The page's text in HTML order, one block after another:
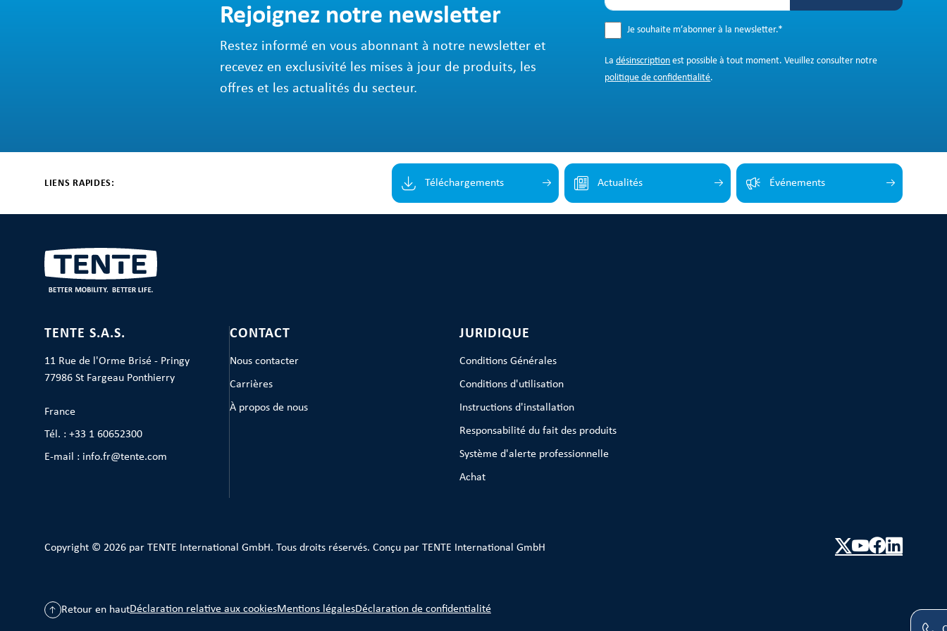
Rejoignez notre newsletter
Restez informé en vous abonnant à notre newsletter et
recevez en exclusivité les mises à jour de produits, les
offres et les actualités du secteur.
Je souhaite m’abonner à la newsletter.*
Ladésinscription est possible à tout moment. Veuillez consulter notre
politique de confidentialité.
LIENS RAPIDES: Téléchargements Actualités Événements
TENTE S.A.S.
11 Rue de l'Orme Brisé - Pringy
77986 St Fargeau Ponthierry
France
Tél. : +33 1 60652300
E-mail : info.fr@tente.com
CONTACT
Nous contacter
Carrières
À propos de nous
JURIDIQUE
Conditions Générales
Conditions d'utilisation
Instructions d'installation
Responsabilité du fait des produits
Système d'alerte professionnelle
Achat
Copyright © 2026 par TENTE International GmbH. Tous droits réservés. Conçu par TENTE International GmbH
Retour en hautDéclaration relative aux cookiesMentions légalesDéclaration de confidentialité